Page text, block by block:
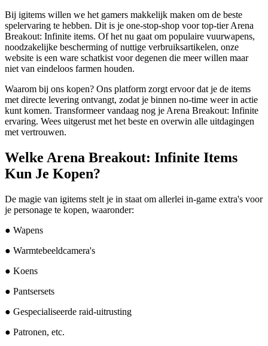
Bij igitems willen we het gamers makkelijk maken om de beste
spelervaring te hebben. Dit is je one-stop-shop voor top-tier Arena
Breakout: Infinite items. Of het nu gaat om populaire vuurwapens,
noodzakelijke bescherming of nuttige verbruiksartikelen, onze
website is een ware schatkist voor degenen die meer willen maar
niet van eindeloos farmen houden.
Waarom bij ons kopen? Ons platform zorgt ervoor dat je de items
met directe levering ontvangt, zodat je binnen no-time weer in actie
kunt komen. Transformeer vandaag nog je Arena Breakout: Infinite
ervaring. Wees uitgerust met het beste en overwin alle uitdagingen
met vertrouwen.
Welke Arena Breakout: Infinite Items
Kun Je Kopen?
De magie van igitems stelt je in staat om allerlei in-game extra's voor
je personage te kopen, waaronder:
● Wapens
● Warmtebeeldcamera's
● Koens
● Pantsersets
● Gespecialiseerde raid-uitrusting
● Patronen, etc.